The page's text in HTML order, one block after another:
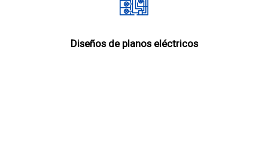
Diseños de planos eléctricos